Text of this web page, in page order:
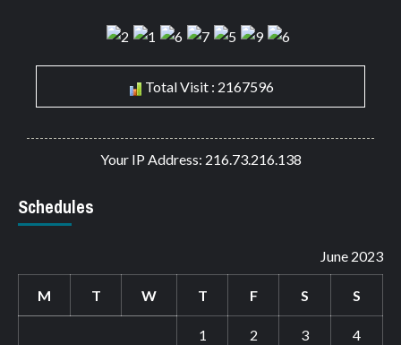
Total Visit : 2167596
Your IP Address: 216.73.216.138
Schedules
June 2023
M T W T F S S
1 2 3 4